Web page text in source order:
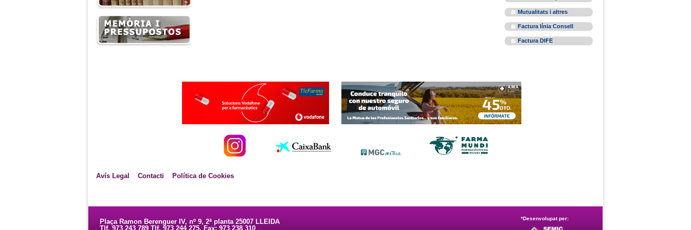
Mutualitats i altres
Factura línia Consell
Factura DIFE
Avís Legal Contacti Política de Cookies
Plaça Ramon Berenguer IV, nº 9, 2ª planta 25007 LLEIDA
Tlf. 973 243 789 Tlf. 973 244 275. Fax: 973 238 310
*Desenvolupat per: